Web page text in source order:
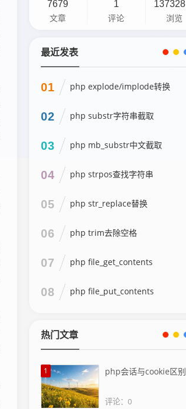
7679
文章
1
评论 浏览
最近发表
01 php explode/implode转换
02 php substr字符串截取
03 php mb_substr中文截取
04 php strpos查找字符串
05 php str_replace替换
06 php trim去除空格
07 php file_get_contents
08 php file_put_contents
热门文章
1 php会话与cookie区别
评论：0